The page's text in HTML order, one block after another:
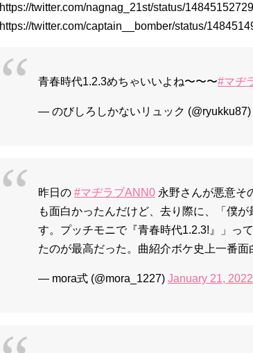
https://twitter.com/nagnag_21st/status/
https://twitter.com/captain__bomber/status/
青春時代1.2.3めちゃいいよね〜〜〜#マヂ
— のびしろしかないリュック (@ryukku87)
昨日の #マヂラブANN0 永野さんが悪意そ
も面白かったんだけど、去り際に、「僕
す。プッチモニで『青春時代1.2.3!』」っ
たのが最高だった。曲紹介ボケ史上一番面
— mora式 (@mora_1227) January 21, 2022